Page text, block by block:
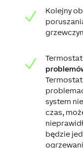
N
Kolejny
N Termostat
system
czas,
będzie